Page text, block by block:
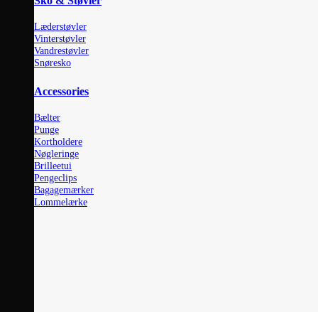
Læderstøvler
Vinterstøvler
Vandrestøvler
Snøresko
Accessories
Bælter
Punge
Kortholdere
Nøgleringe
Brilleetui
Pengeclips
Bagagemærker
Lommelærke